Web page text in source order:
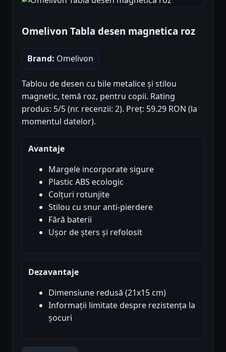
Omelivon Tabla desen magnetica roz
Brand: Omelivon
Tablou de desen cu bile metalice și stilou
magnetic, temă roz, pentru copii. Rating
produs: 5/5 (nr. recenzii: 2). Preț: 59.29 RON (la
momentul datelor).
Avantaje
Margele incorporate sigure
Plastic ABS ecologic
Colțuri rotunjite
Stilou cu snur anti-pierdere
Fără baterii
Ușor de șters și refolosit
Dezavantaje
Dimensiune redusă (21x15 cm)
Informații limitate despre rezistența la
șocuri